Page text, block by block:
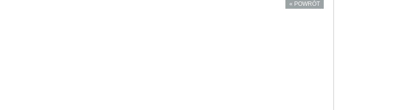
« POWRÓT